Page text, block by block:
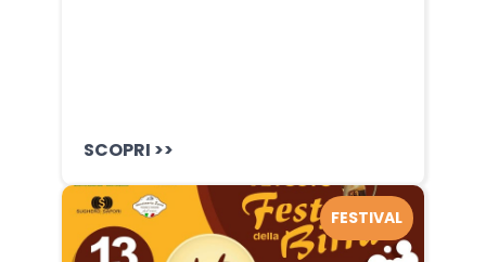
SCOPRI >>
FESTIVAL